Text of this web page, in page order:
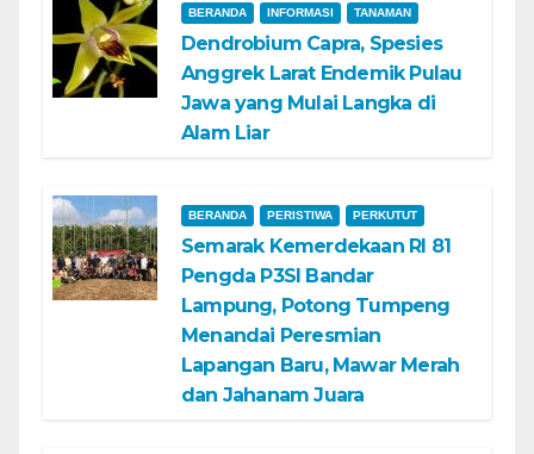
BERANDA INFORMASI TANAMAN
Dendrobium Capra, Spesies
Anggrek Larat Endemik Pulau
Jawa yang Mulai Langka di
Alam Liar
BERANDA PERISTIWA PERKUTUT
Semarak Kemerdekaan RI 81
Pengda P3SI Bandar
Lampung, Potong Tumpeng
Menandai Peresmian
Lapangan Baru, Mawar Merah
dan Jahanam Juara